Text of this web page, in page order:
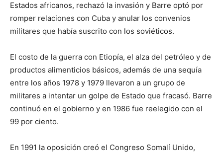
Estados africanos, rechazó la invasión y Barre optó por
romper relaciones con Cuba y anular los convenios
militares que había suscrito con los soviéticos.
El costo de la guerra con Etiopía, el alza del petróleo y de
productos alimenticios básicos, además de una sequía
entre los años 1978 y 1979 llevaron a un grupo de
militares a intentar un golpe de Estado que fracasó. Barre
continuó en el gobierno y en 1986 fue reelegido con el
99 por ciento.
En 1991 la oposición creó el Congreso Somalí Unido,